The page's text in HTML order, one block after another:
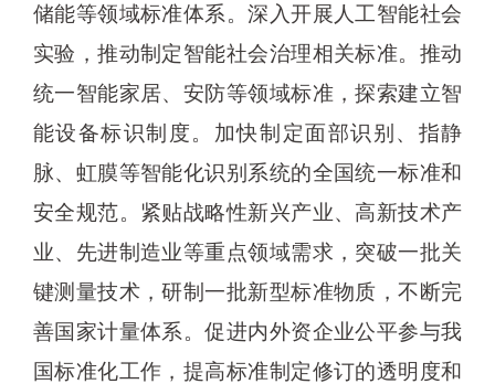
储能等领域标准体系。深入开展人工智能社会
实验，推动制定智能社会治理相关标准。推动
统一智能家居、安防等领域标准，探索建立智
能设备标识制度。加快制定面部识别、指静
脉、虹膜等智能化识别系统的全国统一标准和
安全规范。紧贴战略性新兴产业、高新技术产
业、先进制造业等重点领域需求，突破一批关
键测量技术，研制一批新型标准物质，不断完
善国家计量体系。促进内外资企业公平参与我
国标准化工作，提高标准制定修订的透明度和